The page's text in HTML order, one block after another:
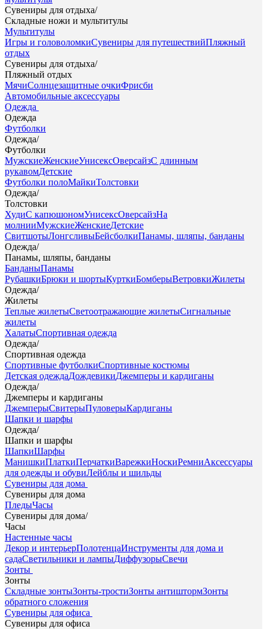
Сувениры для отдыха/
Складные ножи и мультитулы
Мультитулы
Игры и головоломкиСувениры для путешествийПляжный
отдых
Сувениры для отдыха/
Пляжный отдых
МячиСолнцезащитные очкиФрисби
Автомобильные аксессуары
Одежда
Одежда
Футболки
Одежда/
Футболки
МужскиеЖенскиеУнисексОверсайзС длинным
рукавомДетские
Футболки полоМайкиТолстовки
Одежда/
Толстовки
ХудиС капюшономУнисексОверсайзНа
молнииМужскиеЖенскиеДетские
СвитшотыЛонгсливыБейсболкиПанамы, шляпы, банданы
Одежда/
Панамы, шляпы, банданы
БанданыПанамы
РубашкиБрюки и шортыКурткиБомберыВетровкиЖилеты
Одежда/
Жилеты
Теплые жилетыСветоотражающие жилетыСигнальные
жилеты
ХалатыСпортивная одежда
Одежда/
Спортивная одежда
Спортивные футболкиСпортивные костюмы
Детская одеждаДождевикиДжемперы и кардиганы
Одежда/
Джемперы и кардиганы
ДжемперыСвитерыПуловерыКардиганы
Шапки и шарфы
Одежда/
Шапки и шарфы
ШапкиШарфы
МанишкиПлаткиПерчаткиВарежкиНоскиРемниАксессуары
для одежды и обувиЛейблы и шильды
Сувениры для дома
Сувениры для дома
ПледыЧасы
Сувениры для дома/
Часы
Настенные часы
Декор и интерьерПолотенцаИнструменты для дома и
садаСветильники и лампыДиффузорыСвечи
Зонты
Зонты
Складные зонтыЗонты-тростиЗонты антиштормЗонты
обратного сложения
Сувениры для офиса
Сувениры для офиса